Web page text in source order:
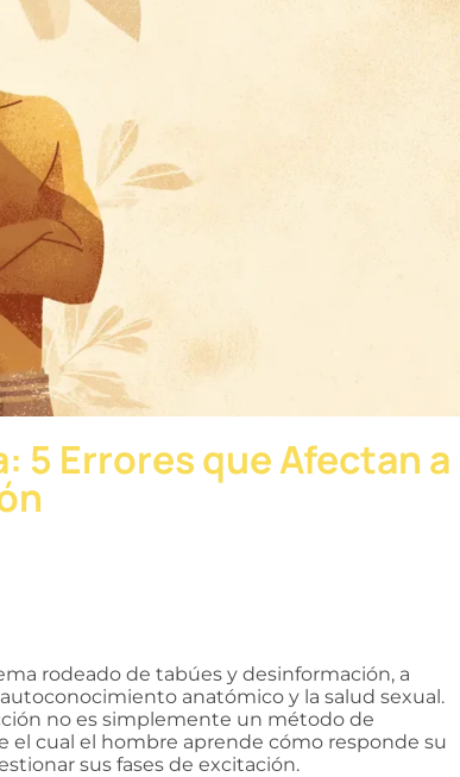
5 Errores que Afectan a
rodeado de tabúes y desinformación, a
anatómico y la salud sexual.
no es simplemente un método de
el cual el hombre aprende cómo responde su
sus fases de excitación.